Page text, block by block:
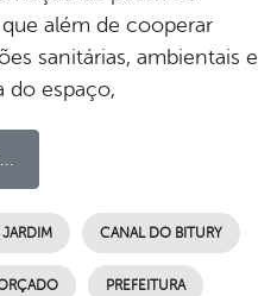
além de cooperar
sanitárias, ambientais e
do espaço,
JARDIM CANAL DO BITURY
PREFEITURA